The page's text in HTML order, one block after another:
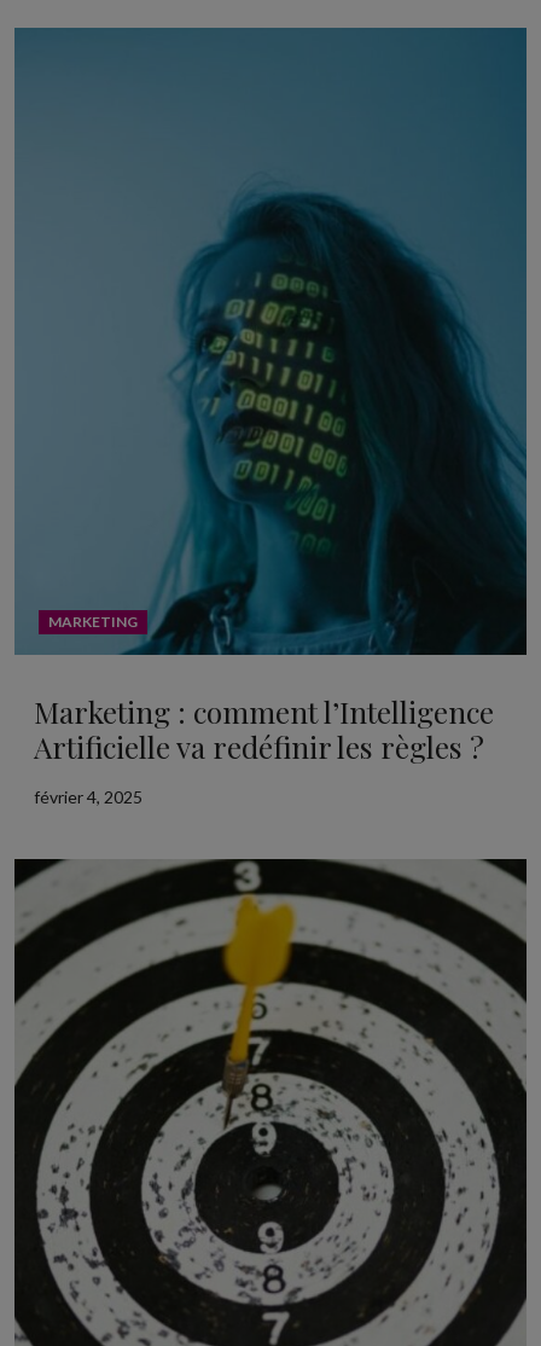
MARKETING
Marketing : comment l’Intelligence
Artificielle va redéfinir les règles ?
février 4, 2025